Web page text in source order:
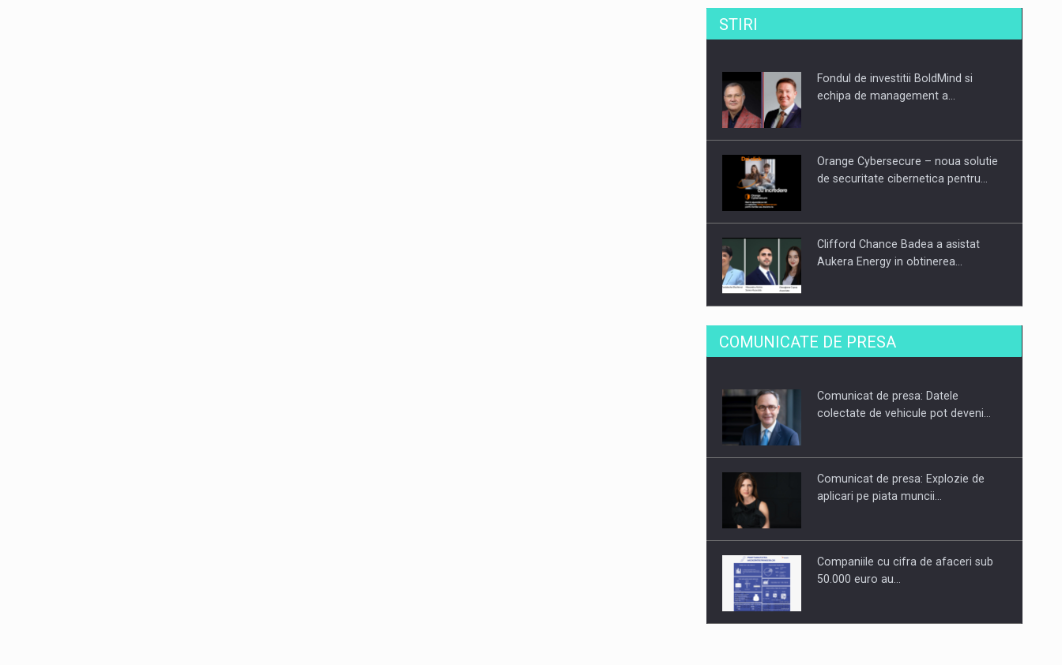
ROOTED IN ROMANIA, BUILT TO
PUTTING ROMANIAN CORPORATE
STIRI
Fondul de investitii BoldMind si
echipa de management a…
Orange Cybersecure – noua solutie
de securitate cibernetica pentru…
Clifford Chance Badea a asistat
Aukera Energy in obtinerea…
SAPTE PERSONALITATI DIN MEDIUL
DE AFACERI, ACADEMIC SI
Hard Enduro Piatra Craiului 2026,
COMUNICATE DE PRESA
Comunicat de presa: Datele
colectate de vehicule pot deveni…
Comunicat de presa: Explozie de
aplicari pe piata muncii…
Companiile cu cifra de afaceri sub
50.000 euro au…